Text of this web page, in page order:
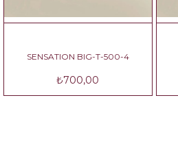
SENSATION BIG-T-500-4
₺700,00